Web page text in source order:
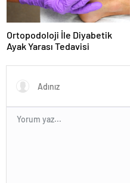
Ortopodoloji İle Diyabetik
Ayak Yarası Tedavisi